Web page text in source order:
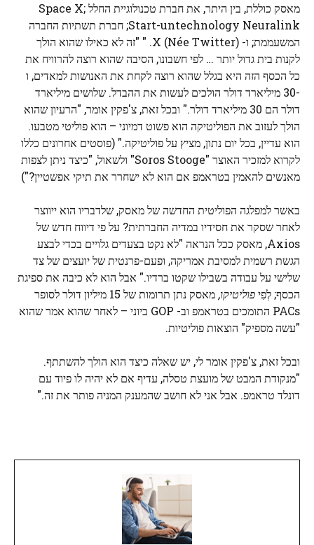
מאסק כוללת, בין היתר, את חברת טכנולוגיית החלל Space X;
Start-untechnology Neuralink; חברת תשתיות החברה
המשעממת; ו- X (Née Twitter). " "זה לא כאילו שהוא הולך
לקנות בית גדול יותר … לפי חשבונו, הסיבה שהוא רוצה להרוויח את
כל הכסף הזה היא בגלל שהוא רוצה לקחת את האנושות למאדים, ו
-30 מיליארד דולר הולכים לעשות את ההבדל. שלושים מיליארד
דולר הם 30 מיליארד דולר." ובכל זאת, צ'פקין אומר, "הרעיון שהוא
הולך לעזוב את הפוליטיקה הוא פשוט דמיוני – הוא פוליטי מטבעו.
הוא עדיין, בכל יום נתון, מציץ על פוליטיקה." (פוסטים אחרונים כללו
לקרוא למזכיר האוצר "Soros Stooge" ולשאול, "כיצד ניתן לצפות
מאנשים להאמין בטראמפ אם הוא לא ישחרר את תיקי אפשטיין?")
באשר למפלגה הפוליטית החדשה של מאסק, שלדבריו הוא ייווצר
לאחר שסקר את חסידיו במדיה החברתית? על פי דיווח חדש של
Axios, מאסק ככל הנראה "לא נקט בצעדים גלויים בכדי לבצע
הגשת רשמית למסיבת אמריקה, ופעם-פרנטית של יועצים של צד
שלישי על עבודה בשבילו שקטו ברדיו." אבל הוא לא כיבה את ספיגת
הכסף; לְפִיפוליטיקו,
מאסק נתן תרומות של 15 מיליון דולר לסופר
PACs התומכים בטראמפ וב- GOP ביוני – לאחר שהוא אמר שהוא
"עשה מספיק" הוצאות פוליטיות.
ובכל זאת, צ'פקין אומר לי, יש שאלה כיצד הוא הולך להשתתף.
"מנקודת המבט של מועצת טסלה, עדיף אם לא יהיה לו פיוד עם
דונלד טראמפ. אבל אני לא חושב שהמענק המניה פותר את זה."